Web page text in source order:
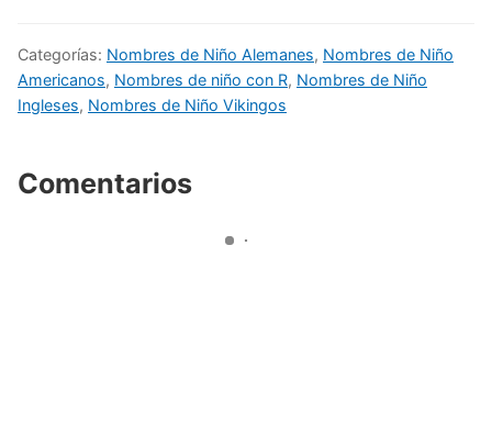
Categorías: Nombres de Niño Alemanes, Nombres de Niño
Americanos, Nombres de niño con R, Nombres de Niño
Ingleses, Nombres de Niño Vikingos
Comentarios